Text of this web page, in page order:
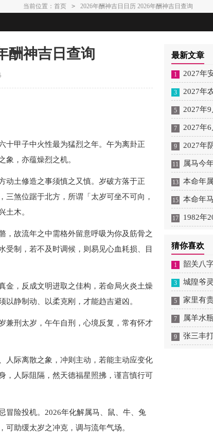
当前位置： 首页 > 2026年酬神吉日日历 2026年酬神吉日查询
酬神吉日查询
十甲子中火性最为猛烈之年。午为离卦正
象，亦蕴燥烈之机。
动土修造之事须慎之又慎。岁破方落于正
煞位踞于北方，所谓「太岁可坐不可向，
土木。
，故流年之中需格外留意呼吸为你及筋骨之
受制，若不及时调候，则易见心血耗损、目
金，反成文明进取之佳构，若命局火炎土燥
静制动、以柔克刚，才能趋吉避凶。
兼刑太岁，午午自刑，心境反复，常有怀才
人际离散之象，冲则主动，若能主动应变化
，人际阻隔，然天德福星照拂，谨言慎行可
冒险投机。2026年化解属马、鼠、牛、兔
助缓太岁之冲克，调与流年气场。
最新文章
1 2027年
览表 2027
日一览表
3 2027年
安床吉日
床吉日吉时
5 2027年
祈福的日子
去寺庙吉日
7 2027年
吉时 2027
家吉日一览
9 2027年
开光吉日
光吉日一览
11 属马今
结婚好吗 属
本命年结婚
13 本命年
什么财神 本
士戴什么好
15 本命年
局 本命年
17 1982年
猜你喜欢
1 韶关八
多吗 韶关
3 城隍爷
百签 城隍
全
5 家里有
风水 家里
意思
7 属羊水
点 属羊水
9 张三丰